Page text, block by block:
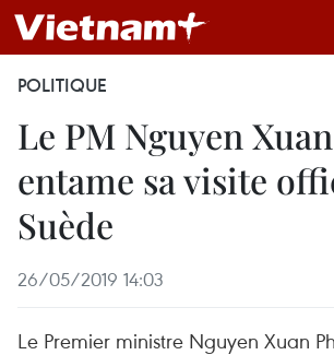
POLITIQUE
Le PM Nguyen
entame sa visite
Suède
26/05/2019 14:03
Le Premier ministre Nguyen Xuan